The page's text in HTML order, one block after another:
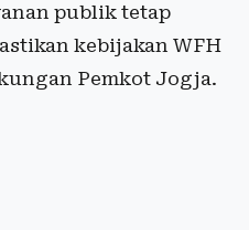
publik tetap
kebijakan WFH
Pemkot Jogja.